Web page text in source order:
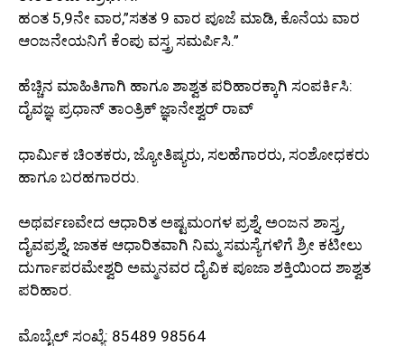
ಹಂತ 5,9ನೇ ವಾರ,”ಸತತ 9 ವಾರ ಪೂಜೆ ಮಾಡಿ, ಕೊನೆಯ ವಾರ
ಆಂಜನೇಯನಿಗೆ ಕೆಂಪು ವಸ್ತ್ರ ಸಮರ್ಪಿಸಿ.”
ಹೆಚ್ಚಿನ ಮಾಹಿತಿಗಾಗಿ ಹಾಗೂ ಶಾಶ್ವತ ಪರಿಹಾರಕ್ಕಾಗಿ ಸಂಪರ್ಕಿಸಿ:
ದೈವಜ್ಞ ಪ್ರಧಾನ್ ತಾಂತ್ರಿಕ್ ಜ್ಞಾನೇಶ್ವರ್ ರಾವ್
ಧಾರ್ಮಿಕ ಚಿಂತಕರು, ಜ್ಯೋತಿಷ್ಯರು, ಸಲಹೆಗಾರರು, ಸಂಶೋಧಕರು
ಹಾಗೂ ಬರಹಗಾರರು.
ಅಥರ್ವಣವೇದ ಆಧಾರಿತ ಅಷ್ಟಮಂಗಳ ಪ್ರಶ್ನೆ, ಅಂಜನ ಶಾಸ್ತ್ರ,
ದೈವಪ್ರಶ್ನೆ, ಜಾತಕ ಆಧಾರಿತವಾಗಿ ನಿಮ್ಮ ಸಮಸ್ಯೆಗಳಿಗೆ ಶ್ರೀ ಕಟೀಲು
ದುರ್ಗಾಪರಮೇಶ್ವರಿ ಅಮ್ಮನವರ ದೈವಿಕ ಪೂಜಾ ಶಕ್ತಿಯಿಂದ ಶಾಶ್ವತ
ಪರಿಹಾರ.
ಮೊಬೈಲ್ ಸಂಖ್ಯೆ: 85489 98564